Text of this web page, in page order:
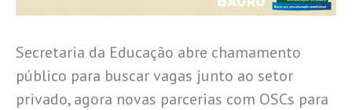
Secretaria da Educação abre chamamento
público para buscar vagas junto ao setor
privado, agora novas parcerias com OSCs para